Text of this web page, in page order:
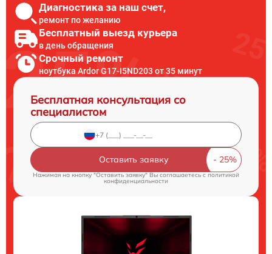
Диагностика за наш счет,
ремонт по желанию
Бесплатный выезд курьера
в день обращения
Срочный ремонт
ноутбука Ardor G17-I5ND203 от 35 минут
Бесплатная консультация со
специалистом
Оставить заявку
Нажимая на кнопку "Оставить заявку" Вы соглашаетесь cполитикой
конфиденциальности